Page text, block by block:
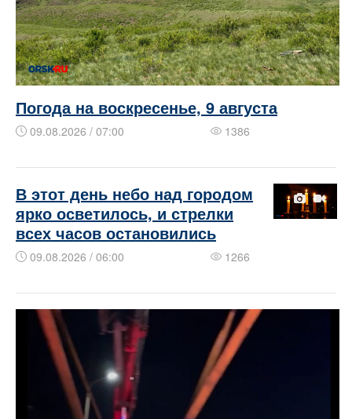
Погода на воскресенье, 9 августа
09.08.2026 / 07:00 1386
В этот день небо над городом
ярко осветилось, и стрелки
всех часов остановились
09.08.2026 / 06:00 1266